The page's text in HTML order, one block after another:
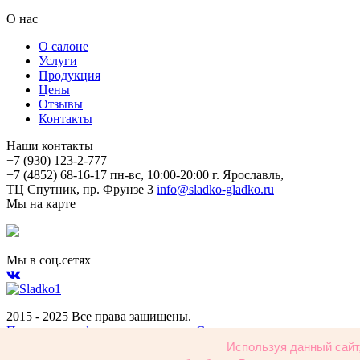
О нас
О салоне
Услуги
Продукция
Цены
Отзывы
Контакты
Наши контакты
+7 (930) 123-2-777
+7 (4852) 68-16-17 пн-вс, 10:00-20:00 г. Ярославль,
ТЦ Спутник, пр. Фрунзе 3 info@sladko-gladko.ru
Мы на карте
Мы в соц.сетях
2015 - 2025 Все права защищены.
Политика конфиденциальности и Согласие
Используя данный